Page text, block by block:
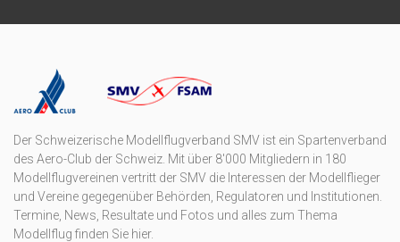
Der Schweizerische Modellflugverband SMV ist ein Spartenverband
des Aero-Club der Schweiz. Mit über 8'000 Mitgliedern in 180
Modellflugvereinen vertritt der SMV die Interessen der Modellflieger
und Vereine gegegenüber Behörden, Regulatoren und Institutionen.
Termine, News, Resultate und Fotos und alles zum Thema
Modellflug finden Sie hier.